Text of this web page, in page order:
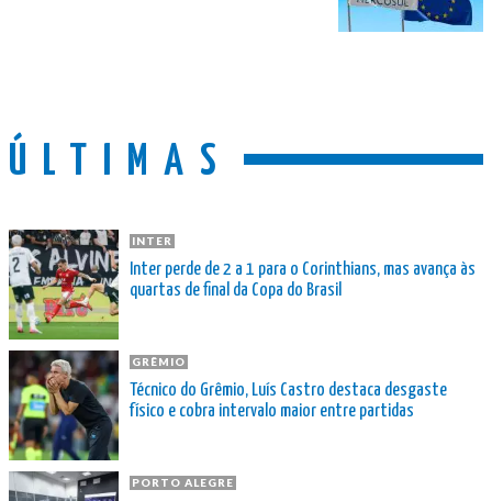
ÚLTIMAS
INTER
Inter perde de 2 a 1 para o Corinthians, mas avança às
quartas de final da Copa do Brasil
GRÊMIO
Técnico do Grêmio, Luís Castro destaca desgaste
físico e cobra intervalo maior entre partidas
PORTO ALEGRE